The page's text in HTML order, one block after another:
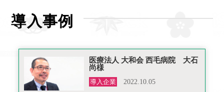
導入事例
医療法人 大和会 西毛病院 大石
尚様
導入企業 2022.10.05